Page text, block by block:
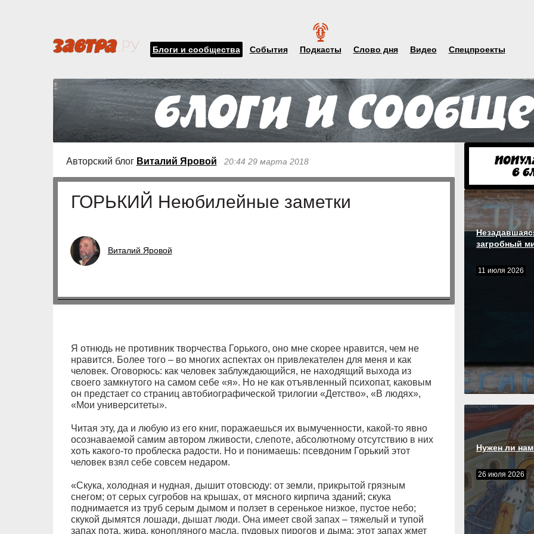
Блоги и сообщества События Подкасты Слово дня Видео Спецпроекты
Авторский блог Виталий Яровой 20:44 29 марта 2018
ГОРЬКИЙ Неюбилейные заметки
Виталий Яровой
Я отнюдь не противник творчества Горького, оно мне скорее нравится, чем не
нравится. Более того – во многих аспектах он привлекателен для меня и как
человек. Оговорюсь: как человек заблуждающийся, не находящий выхода из
своего замкнутого на самом себе «я». Но не как отъявленный психопат, каковым
он предстает со страниц автобиографической трилогии «Детство», «В людях»,
«Мои университеты».
Читая эту, да и любую из его книг, поражаешься их вымученности, какой-то явно
осознаваемой самим автором лживости, слепоте, абсолютному отсутствию в них
хоть какого-то проблеска радости. Но и понимаешь: псевдоним Горький этот
человек взял себе совсем недаром.
«Скука, холодная и нудная, дышит отовсюду: от земли, прикрытой грязным
снегом; от серых сугробов на крышах, от мясного кирпича зданий; скука
поднимается из труб серым дымом и ползет в серенькое низкое, пустое небо;
скукой дымятся лошади, дышат люди. Она имеет свой запах – тяжелый и тупой
запах пота, жира, конопляного масла, пудовых пирогов и дыма; этот запах жмет
загробный
11 июля 2026
Нужен ли
26 июля 2026